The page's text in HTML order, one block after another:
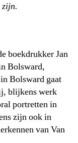
boekdrukker Jan
Bolsward,
Bolsward gaat
blijkens werk
portretten in
zijn ook in
van Van